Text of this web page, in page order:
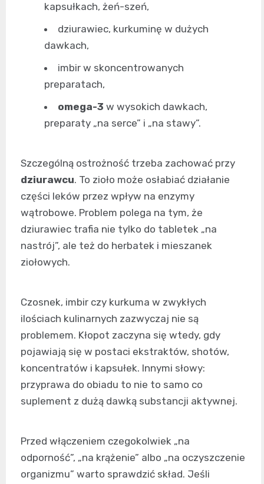
kapsułkach, żeń-szeń,
dziurawiec, kurkuminę w dużych
dawkach,
imbir w skoncentrowanych
preparatach,
omega-3 w wysokich dawkach,
preparaty „na serce” i „na stawy”.
Szczególną ostrożność trzeba zachować przy
dziurawcu. To zioło może osłabiać działanie
części leków przez wpływ na enzymy
wątrobowe. Problem polega na tym, że
dziurawiec trafia nie tylko do tabletek „na
nastrój”, ale też do herbatek i mieszanek
ziołowych.
Czosnek, imbir czy kurkuma w zwykłych
ilościach kulinarnych zazwyczaj nie są
problemem. Kłopot zaczyna się wtedy, gdy
pojawiają się w postaci ekstraktów, shotów,
koncentratów i kapsułek. Innymi słowy:
przyprawa do obiadu to nie to samo co
suplement z dużą dawką substancji aktywnej.
Przed włączeniem czegokolwiek „na
odporność”, „na krążenie” albo „na oczyszczenie
organizmu” warto sprawdzić skład. Jeśli